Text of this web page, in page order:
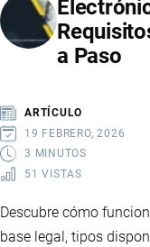
IMPACTO
DESAFÍOS
a Paso
ARTÍCULO
19 FEBRERO, 2026
3 MINUTOS
51 VISTAS
Descubre cómo
base legal, tipos